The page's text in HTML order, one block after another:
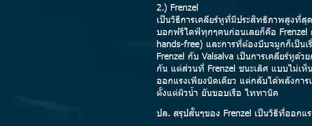
2.) Frenzel
เป็นวิธีการเคลียร์หูที่มีประสิทธิภาพสูงที่
บอกฟรีไดฟ์ทุกๆคนก่อนเลยก็คือ Frenzel
hands-free) และการที่ต้องบีบจมูกก็เป็น
Frenzel กับ Valsalva เป็นการเคลียร์หูด้
กัน แต่ส่วนที่ Frenzel ชนะเลิศ แบบไม่เห็
ออกแรงเพียงนิดเดียว แต่กลับได้พลังกา
ตั้งแต่ผิวน้ำ ยันขอบเรือ ไททานิค
ปล. สรุปสั้นๆของ Frenzel เป็นวิธีที่ออก